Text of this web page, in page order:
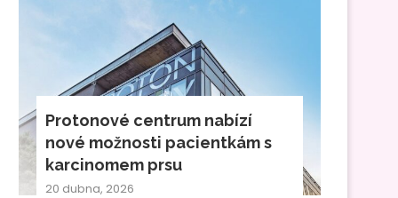
Protonové centrum nabízí
nové možnosti pacientkám s
karcinomem prsu
20 dubna, 2026